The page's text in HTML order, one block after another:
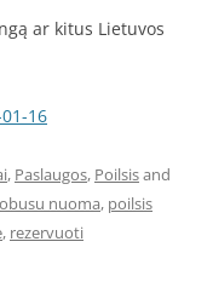
ar kitus Lietuvos
16
, Paslaugos, Poilsisand
nuoma, poilsis
, rezervuoti